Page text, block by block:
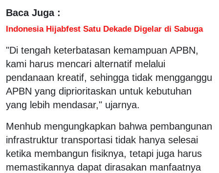
Baca Juga :
Indonesia Hijabfest Satu Dekade Digelar di Sabuga
"Di tengah keterbatasan kemampuan APBN,
kami harus mencari alternatif melalui
pendanaan kreatif, sehingga tidak mengganggu
APBN yang diprioritaskan untuk kebutuhan
yang lebih mendasar," ujarnya.
Menhub mengungkapkan bahwa pembangunan
infrastruktur transportasi tidak hanya selesai
ketika membangun fisiknya, tetapi juga harus
memastikannya dapat dirasakan manfaatnya